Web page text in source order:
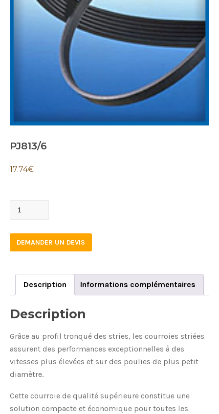
PJ813/6
17.74€
PJ813/6
DEMANDER UN DEVIS
Description Informations complémentaires
Description
Grâce au profil tronqué des stries, les courroies striées
assurent des performances exceptionnelles à des
vitesses plus élevées et sur des poulies de plus petit
diamètre.
Cette courroie de qualité supérieure constitue une
solution compacte et économique pour toutes les